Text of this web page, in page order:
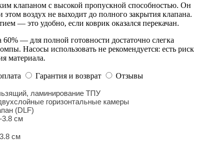
клапаном с высокой пропускной способностью. Он
этом воздух не выходит до полного закрытия клапана.
— это удобно, если коврик оказался перекачан.
— для полной готовности достаточно слегка
Насосы использовать не рекомендуется: есть риск
материала.
Гарантия и возврат
Отзывы
ламинирование ТПУ
горизонтальные камеры
(DLF)
3.8 см
см